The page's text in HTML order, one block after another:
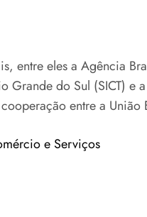
entre eles a Agência
Grande do Sul (SICT)
entre a
e Serviços